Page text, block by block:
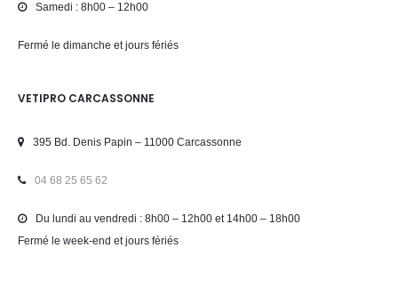
Samedi : 8h00 – 12h00
Fermé le dimanche et jours fériés
VETIPRO CARCASSONNE
395 Bd. Denis Papin – 11000 Carcassonne
04 68 25 65 62
Du lundi au vendredi : 8h00 – 12h00 et 14h00 – 18h00
Fermé le week-end et jours fériés